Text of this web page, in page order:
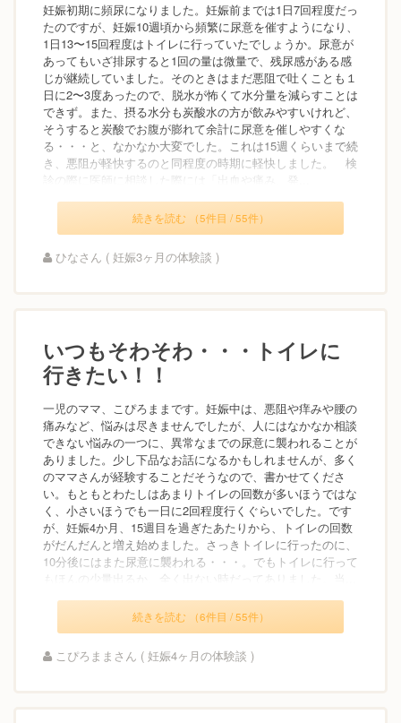
妊娠初期に頻尿になりました。妊娠前までは1日7回程度だっ
たのですが、妊娠10週頃から頻繁に尿意を催すようになり、
1日13〜15回程度はトイレに行っていたでしょうか。尿意が
あってもいざ排尿すると1回の量は微量で、残尿感がある感
じが継続していました。そのときはまだ悪阻で吐くことも１
日に2〜3度あったので、脱水が怖くて水分量を減らすことは
できず。また、摂る水分も炭酸水の方が飲みやすいけれど、
そうすると炭酸でお腹が膨れて余計に尿意を催しやすくな
る・・・と、なかなか大変でした。これは15週くらいまで続
き、悪阻が軽快するのと同程度の時期に軽快しました。 検
診の際に医師に相談した際には「出血や痛み、発...
続きを読む （5件目 / 55件）
ひなさん ( 妊娠3ヶ月の体験談 )
いつもそわそわ・・・トイレに
行きたい！！
一児のママ、こぴろままです。妊娠中は、悪阻や痒みや腰の
痛みなど、悩みは尽きませんでしたが、人にはなかなか相談
できない悩みの一つに、異常なまでの尿意に襲われることが
ありました。少し下品なお話になるかもしれませんが、多く
のママさんが経験することだそうなので、書かせてくださ
い。もともとわたしはあまりトイレの回数が多いほうではな
く、小さいほうでも一日に2回程度行くぐらいでした。です
が、妊娠4か月、15週目を過ぎたあたりから、トイレの回数
がだんだんと増え始めました。さっきトイレに行ったのに、
10分後にはまた尿意に襲われる・・・。でもトイレに行って
もほんの少量出るか、全く出ない時だってありました。当...
続きを読む （6件目 / 55件）
こぴろままさん ( 妊娠4ヶ月の体験談 )